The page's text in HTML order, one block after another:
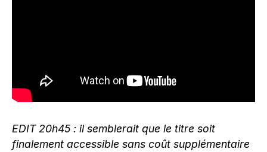
EDIT 20h45 : il semblerait que le titre soit
finalement accessible sans coût supplémentaire